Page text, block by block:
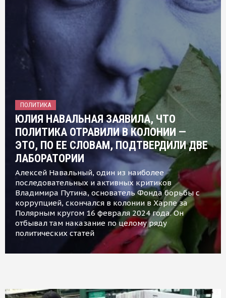
ПОЛИТИКА
ЮЛИЯ НАВАЛЬНАЯ ЗАЯВИЛА, ЧТО
ПОЛИТИКА ОТРАВИЛИ В КОЛОНИИ —
ЭТО, ПО ЕЕ СЛОВАМ, ПОДТВЕРДИЛИ ДВЕ
ЛАБОРАТОРИИ
Алексей Навальный, один из наиболее
последовательных и активных критиков
Владимира Путина, основатель Фонда борьбы с
коррупцией, скончался в колонии в Харпе за
Полярным кругом 16 февраля 2024 года. Он
отбывал там наказание по целому ряду
политических статей